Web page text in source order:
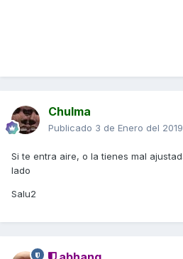
Chulma
Publicado 3 de Enero del 2019
Si te entra aire, o la tienes mal
lado
Salu2